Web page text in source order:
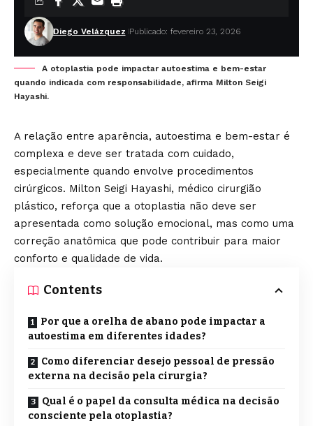
Diego Velázquez Publicado: fevereiro 23, 2026
A otoplastia pode impactar autoestima e bem-estar
quando indicada com responsabilidade, afirma Milton Seigi
Hayashi.
A relação entre aparência, autoestima e bem-estar é
complexa e deve ser tratada com cuidado,
especialmente quando envolve procedimentos
cirúrgicos. Milton Seigi Hayashi, médico cirurgião
plástico, reforça que a otoplastia não deve ser
apresentada como solução emocional, mas como uma
correção anatômica que pode contribuir para maior
conforto e qualidade de vida.
Contents
Por que a orelha de abano pode impactar a
autoestima em diferentes idades?
Como diferenciar desejo pessoal de pressão
externa na decisão pela cirurgia?
Qual é o papel da consulta médica na decisão
consciente pela otoplastia?